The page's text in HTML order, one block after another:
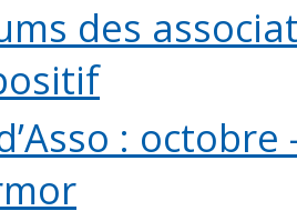
des
: